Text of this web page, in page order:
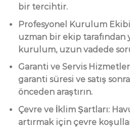
bir tercihtir.
Profesyonel Kurulum
uzman bir ekip tarafından
kurulum, uzun vadede
Garanti ve Servis
garanti süresi ve satış
önceden araştırın.
Çevre ve İklim Şartları:
artırmak için çevre